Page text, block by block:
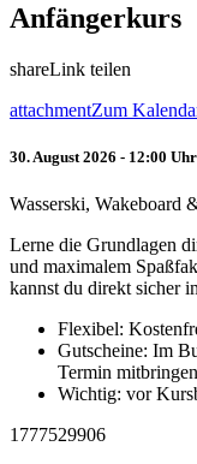
Anfängerkurs
shareLink teilen
attachmentZum
30. August 2026 - 12:00
Wasserski, Wakeboard
Lerne die Grundlagen
und maximalem
kannst du direkt sicher
Flexibel:
Gutscheine: Im
Termin
Wichtig: vor
1777529906